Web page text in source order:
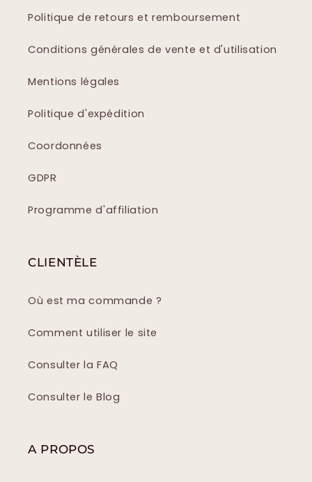
Politique de retours et remboursement
Conditions générales de vente et d'utilisation
Mentions légales
Politique d'expédition
Coordonnées
GDPR
Programme d'affiliation
CLIENTÈLE
Où est ma commande ?
Comment utiliser le site
Consulter la FAQ
Consulter le Blog
A PROPOS